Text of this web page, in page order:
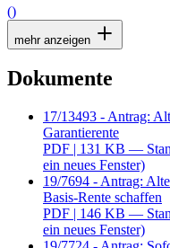
()
mehr anzeigen
Dokumente
17/13493 - Antrag:
Garantierente
PDF | 131 KB —
ein neues Fenster)
19/7694 - Antrag:
Basis-Rente schaffen
PDF | 146 KB —
ein neues Fenster)